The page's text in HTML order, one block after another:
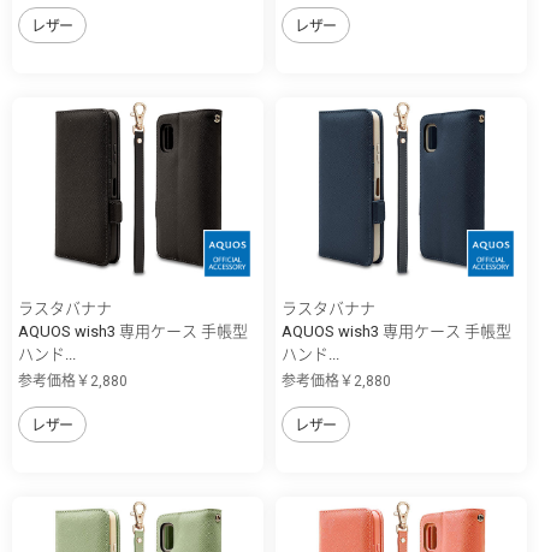
レザー レザー
ラスタバナナ
AQUOS wish3 専用ケース 手帳型
ハンド...
参考価格￥2,880
レザー
ラスタバナナ
AQUOS wish3 専用ケース 手帳型
ハンド...
参考価格￥2,880
レザー